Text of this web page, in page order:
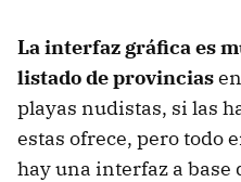
La interfaz gráfica es
listado de provincias
playas nudistas, si las
estas ofrece, pero todo
hay una interfaz a base